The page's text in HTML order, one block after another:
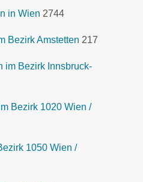
in Wien 2744
Bezirk Amstetten 217
im Bezirk Innsbruck-
Bezirk 1020 Wien /
1050 Wien /